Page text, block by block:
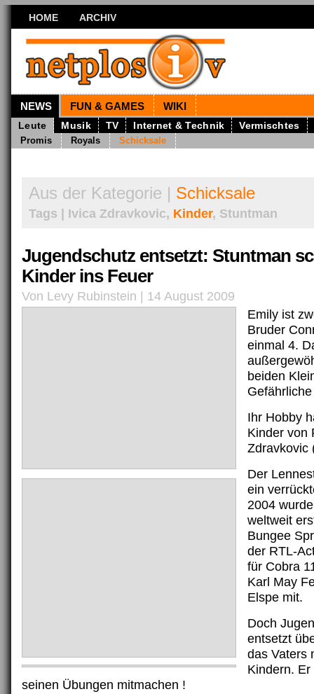
HOME ARCHIV
NEWS FUN & GAMES WIKI
Leute Musik TV Internet & Technik Vermischtes
Promis Royals Schicksale
Aus der Kategorie | Schicksale
Tags | Ivica Zdravkovic, Kinder, Stuntman
Jugendschutz entsetzt: Stuntman
Kinder ins Feuer
Von Levy Rubinstein | 14 August 2009
Emily ist
Bruder
einmal 4.
beiden
Ihr Hobby
Kinder von
Zdravkovic
Der
ein
2004
weltweit
Bungee
der RTL-
für Cobra
Karl May
Elspe mit.
Doch
entsetzt
das Vaters
Kindern.
seinen Übungen mitmachen !